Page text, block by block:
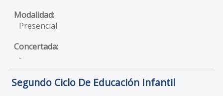
Presencial
-
Segundo Ciclo De Educación Infantil